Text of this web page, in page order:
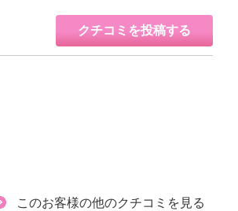
クチコミを投稿する
このお客様の他のクチコミを見る